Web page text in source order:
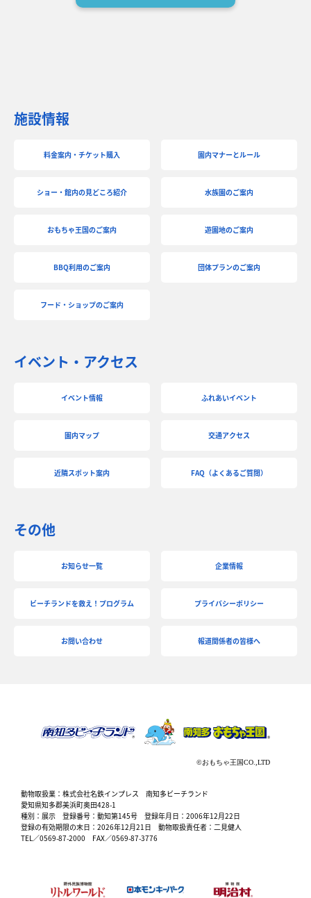
施設情報
料金案内・チケット購入 園内マナーとルール
ショー・館内の見どころ紹介 水族園のご案内
おもちゃ王国のご案内 遊園地のご案内
BBQ利用のご案内 団体プランのご案内
フード・ショップのご案内
イベント・アクセス
イベント情報 ふれあいイベント
園内マップ 交通アクセス
近隣スポット案内 FAQ（よくあるご質問）
その他
お知らせ一覧 企業情報
ビーチランドを救え！プログラム プライバシーポリシー
お問い合わせ 報道関係者の皆様へ
動物取扱業：株式会社名鉄インプレス 南知多ビーチランド
愛知県知多郡美浜町奥田428-1
種別：展示 登録番号：動知第145号 登録年月日：2006年12月22日
登録の有効期限の末日：2026年12月21日 動物取扱責任者：二見健人
TEL／0569-87-2000 FAX／0569-87-3776